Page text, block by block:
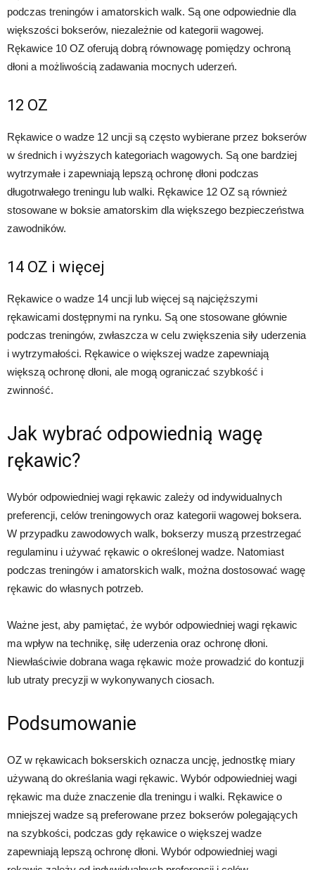
podczas treningów i amatorskich walk. Są one odpowiednie dla
większości bokserów, niezależnie od kategorii wagowej.
Rękawice 10 OZ oferują dobrą równowagę pomiędzy ochroną
dłoni a możliwością zadawania mocnych uderzeń.
12 OZ
Rękawice o wadze 12 uncji są często wybierane przez bokserów
w średnich i wyższych kategoriach wagowych. Są one bardziej
wytrzymałe i zapewniają lepszą ochronę dłoni podczas
długotrwałego treningu lub walki. Rękawice 12 OZ są również
stosowane w boksie amatorskim dla większego bezpieczeństwa
zawodników.
14 OZ i więcej
Rękawice o wadze 14 uncji lub więcej są najcięższymi
rękawicami dostępnymi na rynku. Są one stosowane głównie
podczas treningów, zwłaszcza w celu zwiększenia siły uderzenia
i wytrzymałości. Rękawice o większej wadze zapewniają
większą ochronę dłoni, ale mogą ograniczać szybkość i
zwinność.
Jak wybrać odpowiednią wagę
rękawic?
Wybór odpowiedniej wagi rękawic zależy od indywidualnych
preferencji, celów treningowych oraz kategorii wagowej boksera.
W przypadku zawodowych walk, bokserzy muszą przestrzegać
regulaminu i używać rękawic o określonej wadze. Natomiast
podczas treningów i amatorskich walk, można dostosować wagę
rękawic do własnych potrzeb.
Ważne jest, aby pamiętać, że wybór odpowiedniej wagi rękawic
ma wpływ na technikę, siłę uderzenia oraz ochronę dłoni.
Niewłaściwie dobrana waga rękawic może prowadzić do kontuzji
lub utraty precyzji w wykonywanych ciosach.
Podsumowanie
OZ w rękawicach bokserskich oznacza uncję, jednostkę miary
używaną do określania wagi rękawic. Wybór odpowiedniej wagi
rękawic ma duże znaczenie dla treningu i walki. Rękawice o
mniejszej wadze są preferowane przez bokserów polegających
na szybkości, podczas gdy rękawice o większej wadze
zapewniają lepszą ochronę dłoni. Wybór odpowiedniej wagi